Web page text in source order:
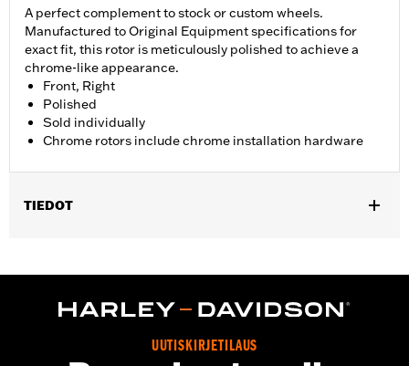
A perfect complement to stock or custom wheels.
Manufactured to Original Equipment specifications for
exact fit, this rotor is meticulously polished to achieve a
chrome-like appearance.
Front, Right
Polished
Sold individually
Chrome rotors include chrome installation hardware
TIEDOT
Consult wheel I-sheet for details.
Installation Instructions
FrontUUTISKIRJETILAUS